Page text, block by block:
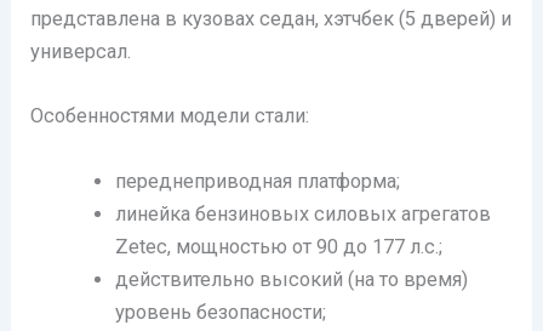
представлена в кузовах седан, хэтчбек (5 дверей) и
универсал.
Особенностями модели стали:
переднеприводная платформа;
линейка бензиновых силовых агрегатов
Zetec, мощностью от 90 до 177 л.с.;
действительно высокий (на то время)
уровень безопасности;